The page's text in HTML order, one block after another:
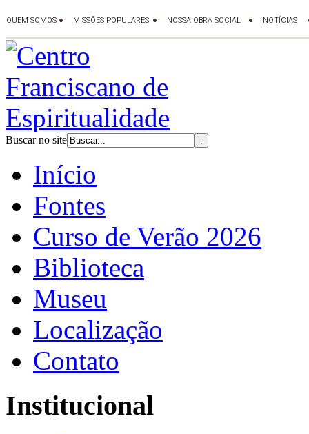
Buscar no site
Início
Fontes
Curso de Verão 2026
Biblioteca
Museu
Localização
Contato
Institucional